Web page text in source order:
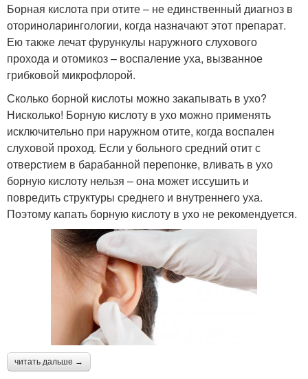
Борная кислота при отите – не единственный диагноз в
оториноларингологии, когда назначают этот препарат.
Ею также лечат фурункулы наружного слухового
прохода и отомикоз – воспаление уха, вызванное
грибковой микрофлорой.
Сколько борной кислоты можно закапывать в ухо?
Нисколько! Борную кислоту в ухо можно применять
исключительно при наружном отите, когда воспален
слуховой проход. Если у больного средний отит с
отверстием в барабанной перепонке, вливать в ухо
борную кислоту нельзя – она может иссушить и
повредить структуры среднего и внутреннего уха.
Поэтому капать борную кислоту в ухо не рекомендуется.
читать дальше →